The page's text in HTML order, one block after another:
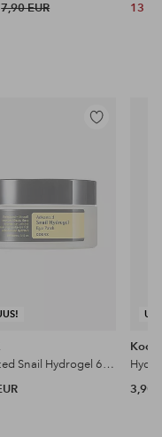
7,90 EUR 13
Lisää
Advanced Snail Hydrogel 60 Eye Patch Pcs
3,90